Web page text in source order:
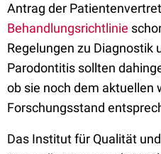
Antrag der
Behandlungsrichtlinie
Regelungen zu Diagnostik
Parodontitis sollten
ob sie noch dem aktuellen
Forschungsstand
Das Institut für Qualität